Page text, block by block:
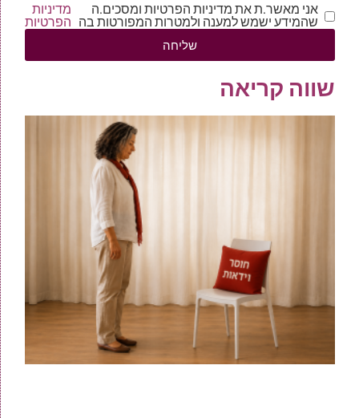
אני מאשר.ת את מדיניות הפרטיות ומסכים.ה
שהמידע ישמש למענה ולמטרות המפורטות בה
מדיניות
הפרטיות
שליחה
שווה קריאה